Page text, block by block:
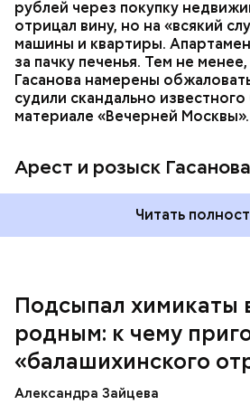
рублей через покупку
отрицал вину, но на «всякий
машины и квартиры.
за пачку печенья. Тем не
Гасанова намерены
судили скандально
материале «Вечерней Москвы».
Арест и розыск Гасанова
Читать
Подсыпал химикаты
родным: к чему
«балашихинского
Александра Зайцева
Play
Началось расследование. В
Также отравленную пищу ела
которая в случае их смерти
спустя несколько дней
уже травил других людей.